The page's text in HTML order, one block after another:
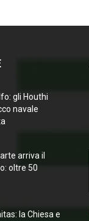
gli Houthi
navale
arriva il
oltre 50
la Chiesa e